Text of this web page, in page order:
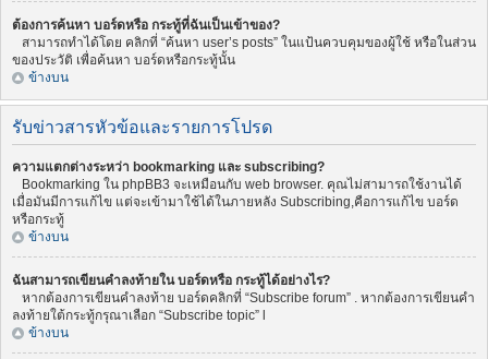
ต้องการค้นหา บอร์ดหรือ กระทู้ที่ฉันเป็นเข้าของ?
สามารถทำได้โดย คลิกที่ “ค้นหา user’s posts” ในแป้นควบคุมของผู้ใช้ หรือในส่วน
ของประวัติ เพื่อค้นหา บอร์ดหรือกระทู้นั้น
ข้างบน
รับข่าวสารหัวข้อและรายการโปรด
ความแตกต่างระหว่า bookmarking และ subscribing?
Bookmarking ใน phpBB3 จะเหมือนกับ web browser. คุณไม่สามารถใช้งานได้
เมื่อมันมีการแก้ไข แต่จะเข้ามาใช้ได้ในภายหลัง Subscribing,คือการแก้ไข บอร์ด
หรือกระทู้
ข้างบน
ฉันสามารถเขียนคำลงท้ายใน บอร์ดหรือ กระทู้ได้อย่างไร?
หากต้องการเขียนคำลงท้าย บอร์ดคลิกที่ “Subscribe forum” . หากต้องการเขียนคำ
ลงท้ายใต้กระทู้กรุณาเลือก “Subscribe topic” l
ข้างบน